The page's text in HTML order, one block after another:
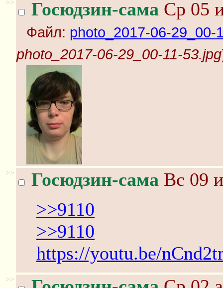
>> Госюдзин-сама Ср 05
Файл: photo_2017-06-29_00-
photo_2017-06-29_00-11-53.jpg
>> Госюдзин-сама Вс 09
>>9110
>>9110
https://youtu.be/
>>